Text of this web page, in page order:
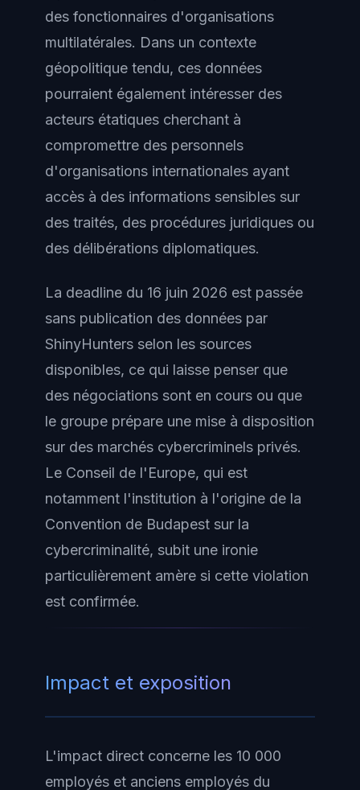
des fonctionnaires d'organisations
multilatérales. Dans un contexte
géopolitique tendu, ces données
pourraient également intéresser des
acteurs étatiques cherchant à
compromettre des personnels
d'organisations internationales ayant
accès à des informations sensibles sur
des traités, des procédures juridiques ou
des délibérations diplomatiques.
La deadline du 16 juin 2026 est passée
sans publication des données par
ShinyHunters selon les sources
disponibles, ce qui laisse penser que
des négociations sont en cours ou que
le groupe prépare une mise à disposition
sur des marchés cybercriminels privés.
Le Conseil de l'Europe, qui est
notamment l'institution à l'origine de la
Convention de Budapest sur la
cybercriminalité, subit une ironie
particulièrement amère si cette violation
est confirmée.
Impact et exposition
L'impact direct concerne les 10 000
employés et anciens employés du